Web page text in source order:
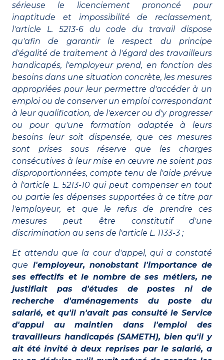
sérieuse le licenciement prononcé pour
inaptitude et impossibilité de reclassement,
l'article L. 5213-6 du code du travail dispose
qu'afin de garantir le respect du principe
d'égalité de traitement à l'égard des travailleurs
handicapés, l'employeur prend, en fonction des
besoins dans une situation concrète, les mesures
appropriées pour leur permettre d'accéder à un
emploi ou de conserver un emploi correspondant
à leur qualification, de l'exercer ou d'y progresser
ou pour qu'une formation adaptée à leurs
besoins leur soit dispensée, que ces mesures
sont prises sous réserve que les charges
consécutives à leur mise en œuvre ne soient pas
disproportionnées, compte tenu de l'aide prévue
à l'article L. 5213-10 qui peut compenser en tout
ou partie les dépenses supportées à ce titre par
l'employeur, et que le refus de prendre ces
mesures peut être constitutif d'une
discrimination au sens de l'article L. 1133-3 ;
Et attendu que la cour d'appel, qui a constaté
que l'employeur, nonobstant l'importance de
ses effectifs et le nombre de ses métiers, ne
justifiait pas d'études de postes ni de
recherche d'aménagements du poste du
salarié, et qu'il n'avait pas consulté le Service
d'appui au maintien dans l'emploi des
travailleurs handicapés (SAMETH), bien qu'il y
ait été invité à deux reprises par le salarié, a